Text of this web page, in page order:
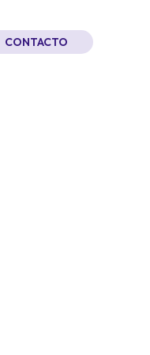
CONTACTO